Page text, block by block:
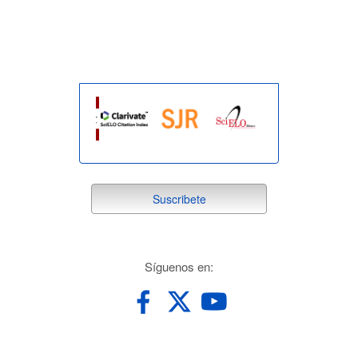
suscribete
Suscribete
Síguenos en: